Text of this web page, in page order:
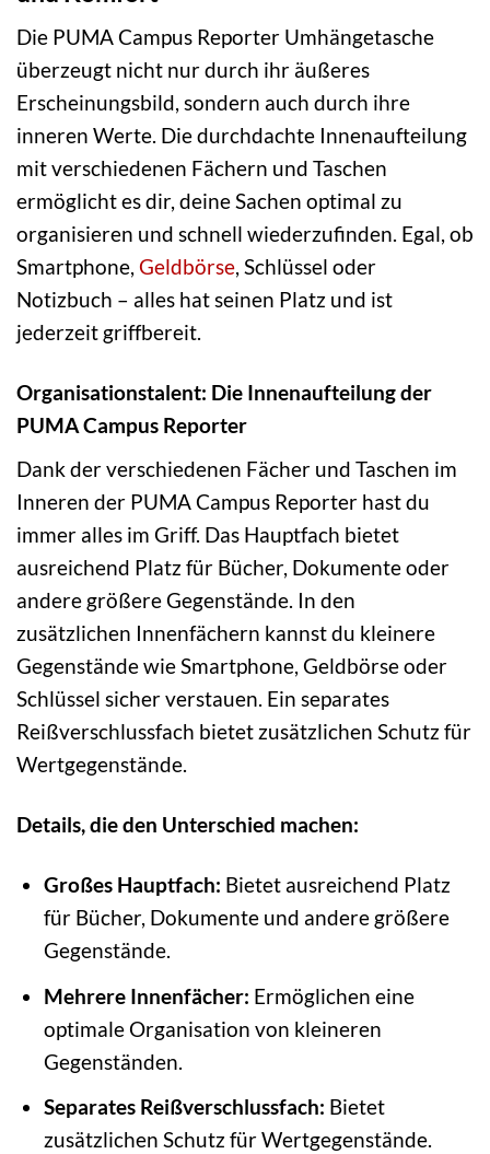
Die PUMA Campus Reporter Umhängetasche
überzeugt nicht nur durch ihr äußeres
Erscheinungsbild, sondern auch durch ihre
inneren Werte. Die durchdachte Innenaufteilung
mit verschiedenen Fächern und Taschen
ermöglicht es dir, deine Sachen optimal zu
organisieren und schnell wiederzufinden. Egal, ob
Smartphone, Geldbörse, Schlüssel oder
Notizbuch – alles hat seinen Platz und ist
jederzeit griffbereit.
Organisationstalent: Die Innenaufteilung der
PUMA Campus Reporter
Dank der verschiedenen Fächer und Taschen im
Inneren der PUMA Campus Reporter hast du
immer alles im Griff. Das Hauptfach bietet
ausreichend Platz für Bücher, Dokumente oder
andere größere Gegenstände. In den
zusätzlichen Innenfächern kannst du kleinere
Gegenstände wie Smartphone, Geldbörse oder
Schlüssel sicher verstauen. Ein separates
Reißverschlussfach bietet zusätzlichen Schutz für
Wertgegenstände.
Details, die den Unterschied machen:
Großes Hauptfach: Bietet ausreichend Platz
für Bücher, Dokumente und andere größere
Gegenstände.
Mehrere Innenfächer: Ermöglichen eine
optimale Organisation von kleineren
Gegenständen.
Separates Reißverschlussfach: Bietet
zusätzlichen Schutz für Wertgegenstände.